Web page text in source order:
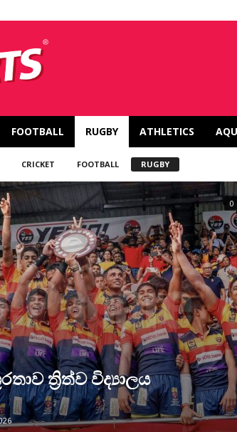
FOOTBALL RUGBY ATHLETICS
CRICKET FOOTBALL RUGBY
ත්‍රිත්ව විද්‍යාලය
0